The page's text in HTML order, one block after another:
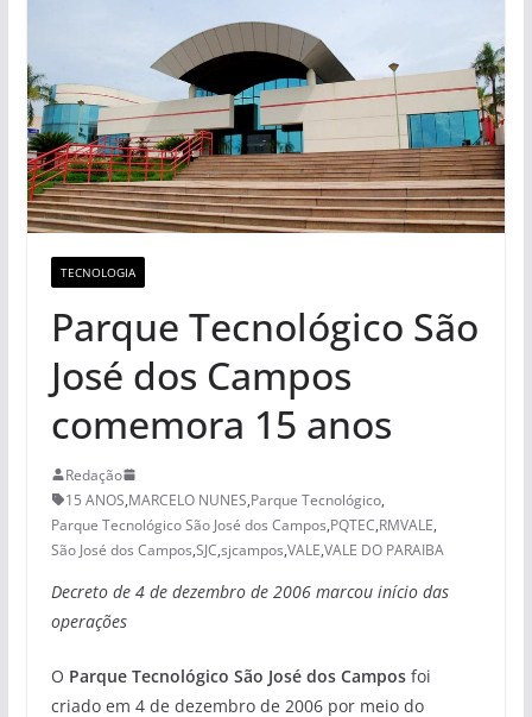
TECNOLOGIA
Parque Tecnológico São
José dos Campos
comemora 15 anos
Redação
15 ANOS,MARCELO NUNES,Parque Tecnológico,
Parque Tecnológico São José dos Campos,PQTEC,RMVALE,
São José dos Campos,SJC,sjcampos,VALE,VALE DO PARAIBA
Decreto de 4 de dezembro de 2006 marcou início das
operações
O Parque Tecnológico São José dos Campos foi
criado em 4 de dezembro de 2006 por meio do